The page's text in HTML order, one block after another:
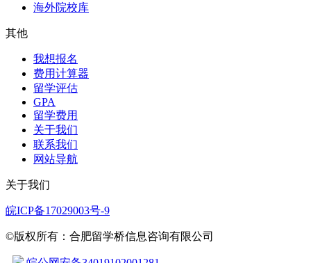
海外院校库
其他
我想报名
费用计算器
留学评估
GPA
留学费用
关于我们
联系我们
网站导航
关于我们
皖ICP备17029003号-9
©版权所有：合肥留学桥信息咨询有限公司